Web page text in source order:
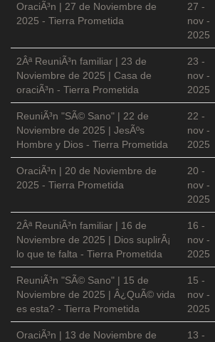
OraciÃ³n | 27 de Noviembre de
2025 - Tierra Prometida
27 -
nov -
2025
2Âª ReuniÃ³n familiar | 23 de
Noviembre de 2025 | Casa de
oraciÃ³n - Tierra Prometida
23 -
nov -
2025
ReuniÃ³n "SÃ© Sano" | 22 de
Noviembre de 2025 | JesÃºs
Hombre y Dios - Tierra Prometida
22 -
nov -
2025
OraciÃ³n | 20 de Noviembre de
2025 - Tierra Prometida
20 -
nov -
2025
2Âª ReuniÃ³n familiar | 16 de
Noviembre de 2025 | Dios suplirÃ¡
lo que te falta - Tierra Prometida
16 -
nov -
2025
ReuniÃ³n "SÃ© Sano" | 15 de
Noviembre de 2025 | Â¿QuÃ© vida
es esta? - Tierra Prometida
15 -
nov -
2025
OraciÃ³n | 13 de Noviembre de
13 -